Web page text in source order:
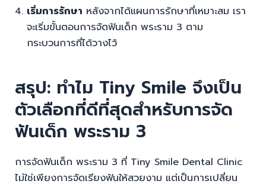
เริ่มการรักษา หลังจากได้แผนการรักษาที่เหมาะสม เรา
จะเริ่มขั้นตอนการจัดฟันเด็ก พระราม 3 ตาม
กระบวนการที่ได้วางไว้
สรุป: ทำไม Tiny Smile จึงเป็น
ตัวเลือกที่ดีที่สุดสำหรับการจัด
ฟันเด็ก พระราม 3
การจัดฟันเด็ก พระราม 3 ที่ Tiny Smile Dental Clinic
ไม่ใช่เพียงการจัดเรียงฟันให้สวยงาม แต่เป็นการเปลี่ยน